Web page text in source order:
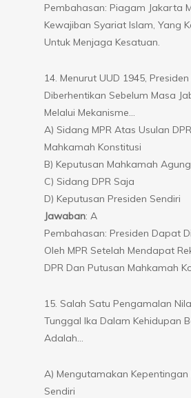
Pembahasan: Piagam Jakarta
Kewajiban Syariat Islam, Yang
Untuk Menjaga Kesatuan.
14. Menurut UUD 1945,
Diberhentikan Sebelum Masa
Melalui Mekanisme…
A) Sidang MPR Atas Usulan
Mahkamah Konstitusi
B) Keputusan Mahkamah Agung
C) Sidang DPR Saja
D) Keputusan Presiden Sendiri
Jawaban: A
Pembahasan: Presiden Dapat
Oleh MPR Setelah Mendapat
DPR Dan Putusan Mahkamah
15. Salah Satu Pengamalan
Tunggal Ika Dalam Kehidupan
Adalah…
A) Mengutamakan
Sendiri